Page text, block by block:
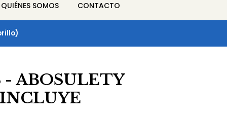
QUIÉNES SOMOS CONTACTO
ABOSULETY